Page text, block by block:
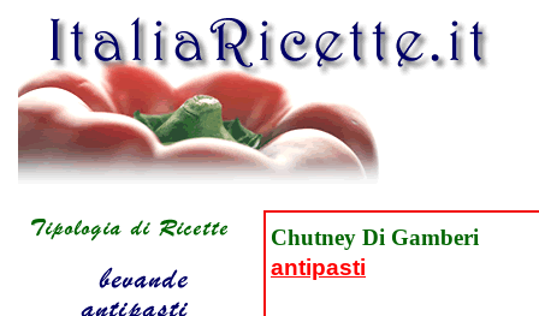
Chutney Di Gamberi
antipasti